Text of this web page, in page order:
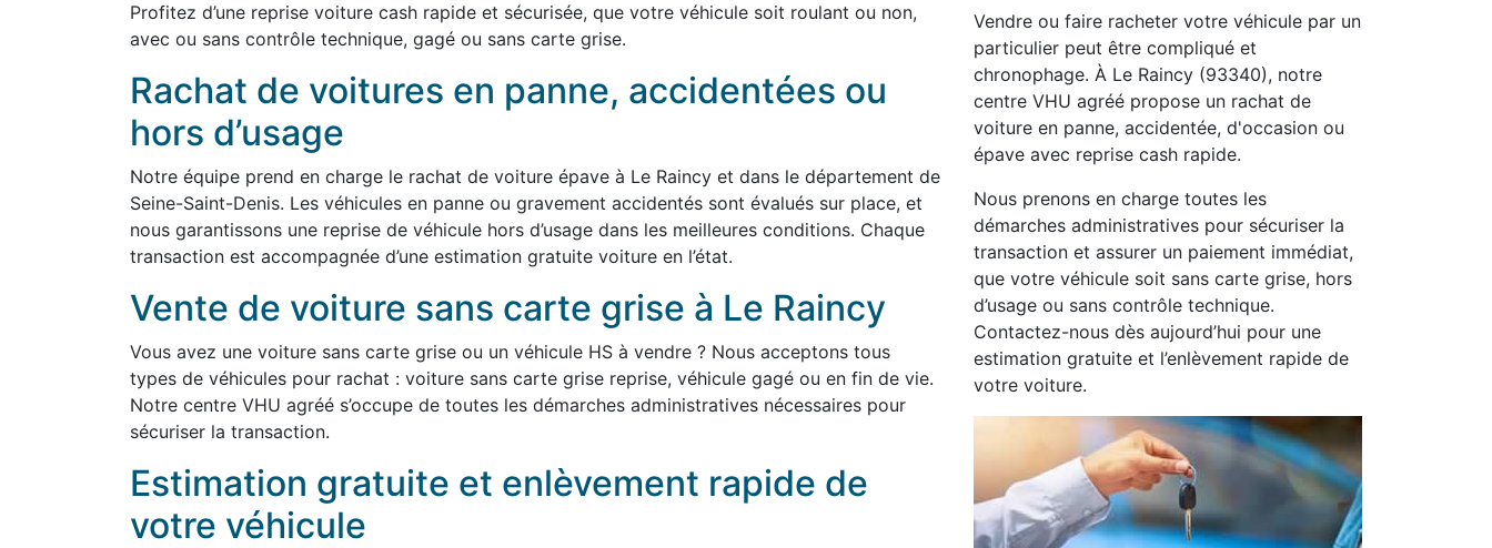
Profitez d’une reprise voiture cash rapide et sécurisée, que votre véhicule soit roulant ou non,
avec ou sans contrôle technique, gagé ou sans carte grise.
Rachat de voitures en panne, accidentées ou
hors d’usage
Notre équipe prend en charge le rachat de voiture épave à Le Raincy et dans le département de
Seine-Saint-Denis. Les véhicules en panne ou gravement accidentés sont évalués sur place, et
nous garantissons une reprise de véhicule hors d’usage dans les meilleures conditions. Chaque
transaction est accompagnée d’une estimation gratuite voiture en l’état.
Vente de voiture sans carte grise à Le Raincy
Vous avez une voiture sans carte grise ou un véhicule HS à vendre ? Nous acceptons tous
types de véhicules pour rachat : voiture sans carte grise reprise, véhicule gagé ou en fin de vie.
Notre centre VHU agréé s’occupe de toutes les démarches administratives nécessaires pour
sécuriser la transaction.
Estimation gratuite et enlèvement rapide de
votre véhicule
Vendre ou faire racheter votre véhicule par un
particulier peut être compliqué et
chronophage. À Le Raincy (93340), notre
centre VHU agréé propose un rachat de
voiture en panne, accidentée, d'occasion ou
épave avec reprise cash rapide.
Nous prenons en charge toutes les
démarches administratives pour sécuriser la
transaction et assurer un paiement immédiat,
que votre véhicule soit sans carte grise, hors
d’usage ou sans contrôle technique.
Contactez-nous dès aujourd’hui pour une
estimation gratuite et l’enlèvement rapide de
votre voiture.